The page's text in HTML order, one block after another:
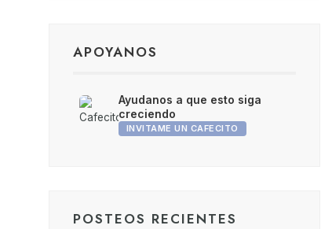
APOYANOS
Ayudanos a que esto siga
creciendo
INVITAME UN CAFECITO
POSTEOS RECIENTES